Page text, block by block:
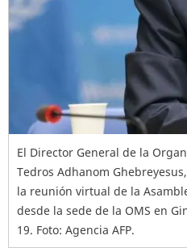
El Director General de la
Tedros Adhanom
la reunión virtual de la
desde la sede de la OMS en
19. Foto: Agencia AFP.